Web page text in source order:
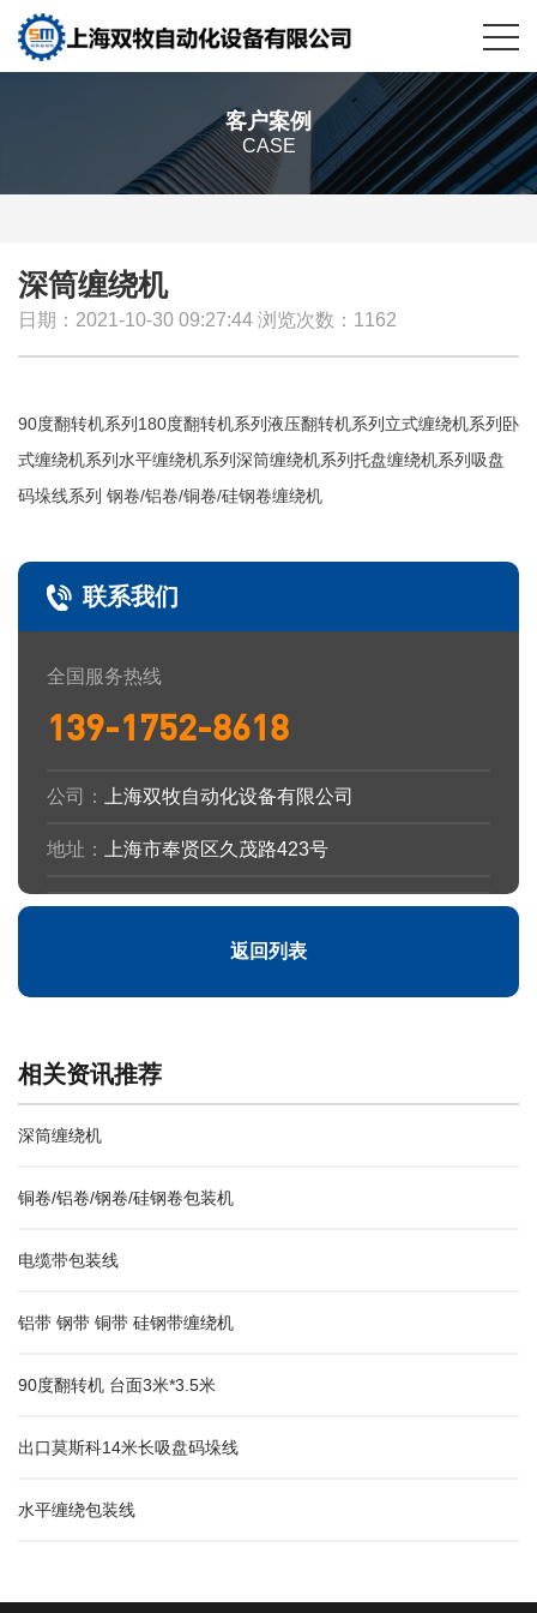
客户案例
CASE
深筒缠绕机
日期：2021-10-30 09:27:44 浏览次数：1162
90度翻转机系列180度翻转机系列液压翻转机系列立式缠绕机系列卧
式缠绕机系列水平缠绕机系列深筒缠绕机系列托盘缠绕机系列吸盘
码垛线系列 钢卷/铝卷/铜卷/硅钢卷缠绕机
联系我们
全国服务热线
139-1752-8618
公司： 上海双牧自动化设备有限公司
地址： 上海市奉贤区久茂路423号
返回列表
相关资讯推荐
深筒缠绕机
铜卷/铝卷/钢卷/硅钢卷包装机
电缆带包装线
铝带 钢带 铜带 硅钢带缠绕机
90度翻转机 台面3米*3.5米
出口莫斯科14米长吸盘码垛线
水平缠绕包装线